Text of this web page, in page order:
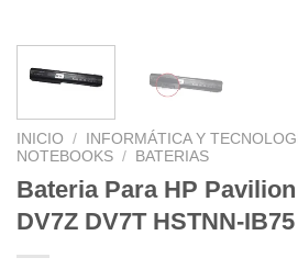
INICIO / INFORMÁTICA Y
NOTEBOOKS / BATERIAS
Bateria Para HP
DV7Z DV7T HSTNN-IB75